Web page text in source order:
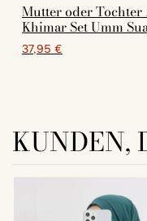
Mutter oder Tochter
Khimar Set Umm
37,95 €
KUNDEN,